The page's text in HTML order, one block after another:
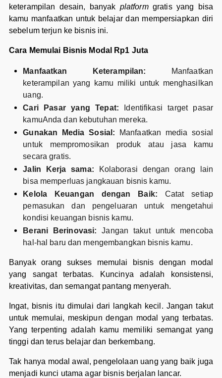
keterampilan desain, banyak platformgratis yang bisa
kamu manfaatkan untuk belajar dan mempersiapkan diri
sebelum terjun ke bisnis ini.
Cara Memulai Bisnis Modal Rp1 Juta
Manfaatkan Keterampilan: Manfaatkan
keterampilan yang kamu miliki untuk menghasilkan
uang.
Cari Pasar yang Tepat: Identifikasi target pasar
kamuAnda dan kebutuhan mereka.
Gunakan Media Sosial: Manfaatkan media sosial
untuk mempromosikan produk atau jasa kamu
secara gratis.
Jalin Kerja sama: Kolaborasi dengan orang lain
bisa memperluas jangkauan bisnis kamu.
Kelola Keuangan dengan Baik: Catat setiap
pemasukan dan pengeluaran untuk mengetahui
kondisi keuangan bisnis kamu.
Berani Berinovasi: Jangan takut untuk mencoba
hal-hal baru dan mengembangkan bisnis kamu.
Banyak orang sukses memulai bisnis dengan modal
yang sangat terbatas. Kuncinya adalah konsistensi,
kreativitas, dan semangat pantang menyerah.
Ingat, bisnis itu dimulai dari langkah kecil. Jangan takut
untuk memulai, meskipun dengan modal yang terbatas.
Yang terpenting adalah kamu memiliki semangat yang
tinggi dan terus belajar dan berkembang.
Tak hanya modal awal, pengelolaan uang yang baik juga
menjadi kunci utama agar bisnis berjalan lancar.